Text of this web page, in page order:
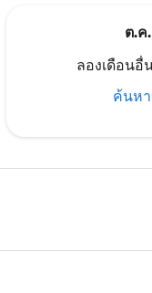
ต.ค
ลองเดือนอื่
ค้นห
disclaimer. ค้นหาข้อ
offers-disclaimer. ค้นห
offers-
view-offers-
cmp-view-offers-
cmp-view-
BKK–HGH: cmp-
BKK–HGH:
BKK–HGH: